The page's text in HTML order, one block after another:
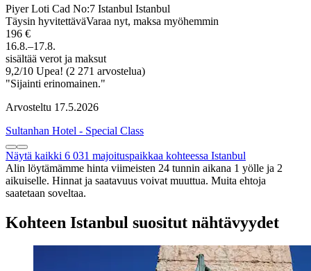
Piyer Loti Cad No:7 Istanbul Istanbul
Täysin hyvitettäväVaraa nyt, maksa myöhemmin
196 €
16.8.–17.8.
sisältää verot ja maksut
9,2/10 Upea! (2 271 arvostelua)
"Sijainti erinomainen."
Arvosteltu 17.5.2026
Sultanhan Hotel - Special Class
Näytä kaikki 6 031 majoituspaikkaa kohteessa Istanbul
Alin löytämämme hinta viimeisten 24 tunnin aikana 1 yölle ja 2
aikuiselle. Hinnat ja saatavuus voivat muuttua. Muita ehtoja
saatetaan soveltaa.
Kohteen Istanbul suositut nähtävyydet